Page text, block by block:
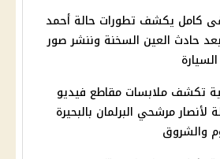
كامل يكشف تطورات حالة أحمد
حادث العين السخنة وننشر صور
تكشف ملابسات مقاطع فيديو
لأنصار مرشحي البرلمان بالبحيرة
والشروق